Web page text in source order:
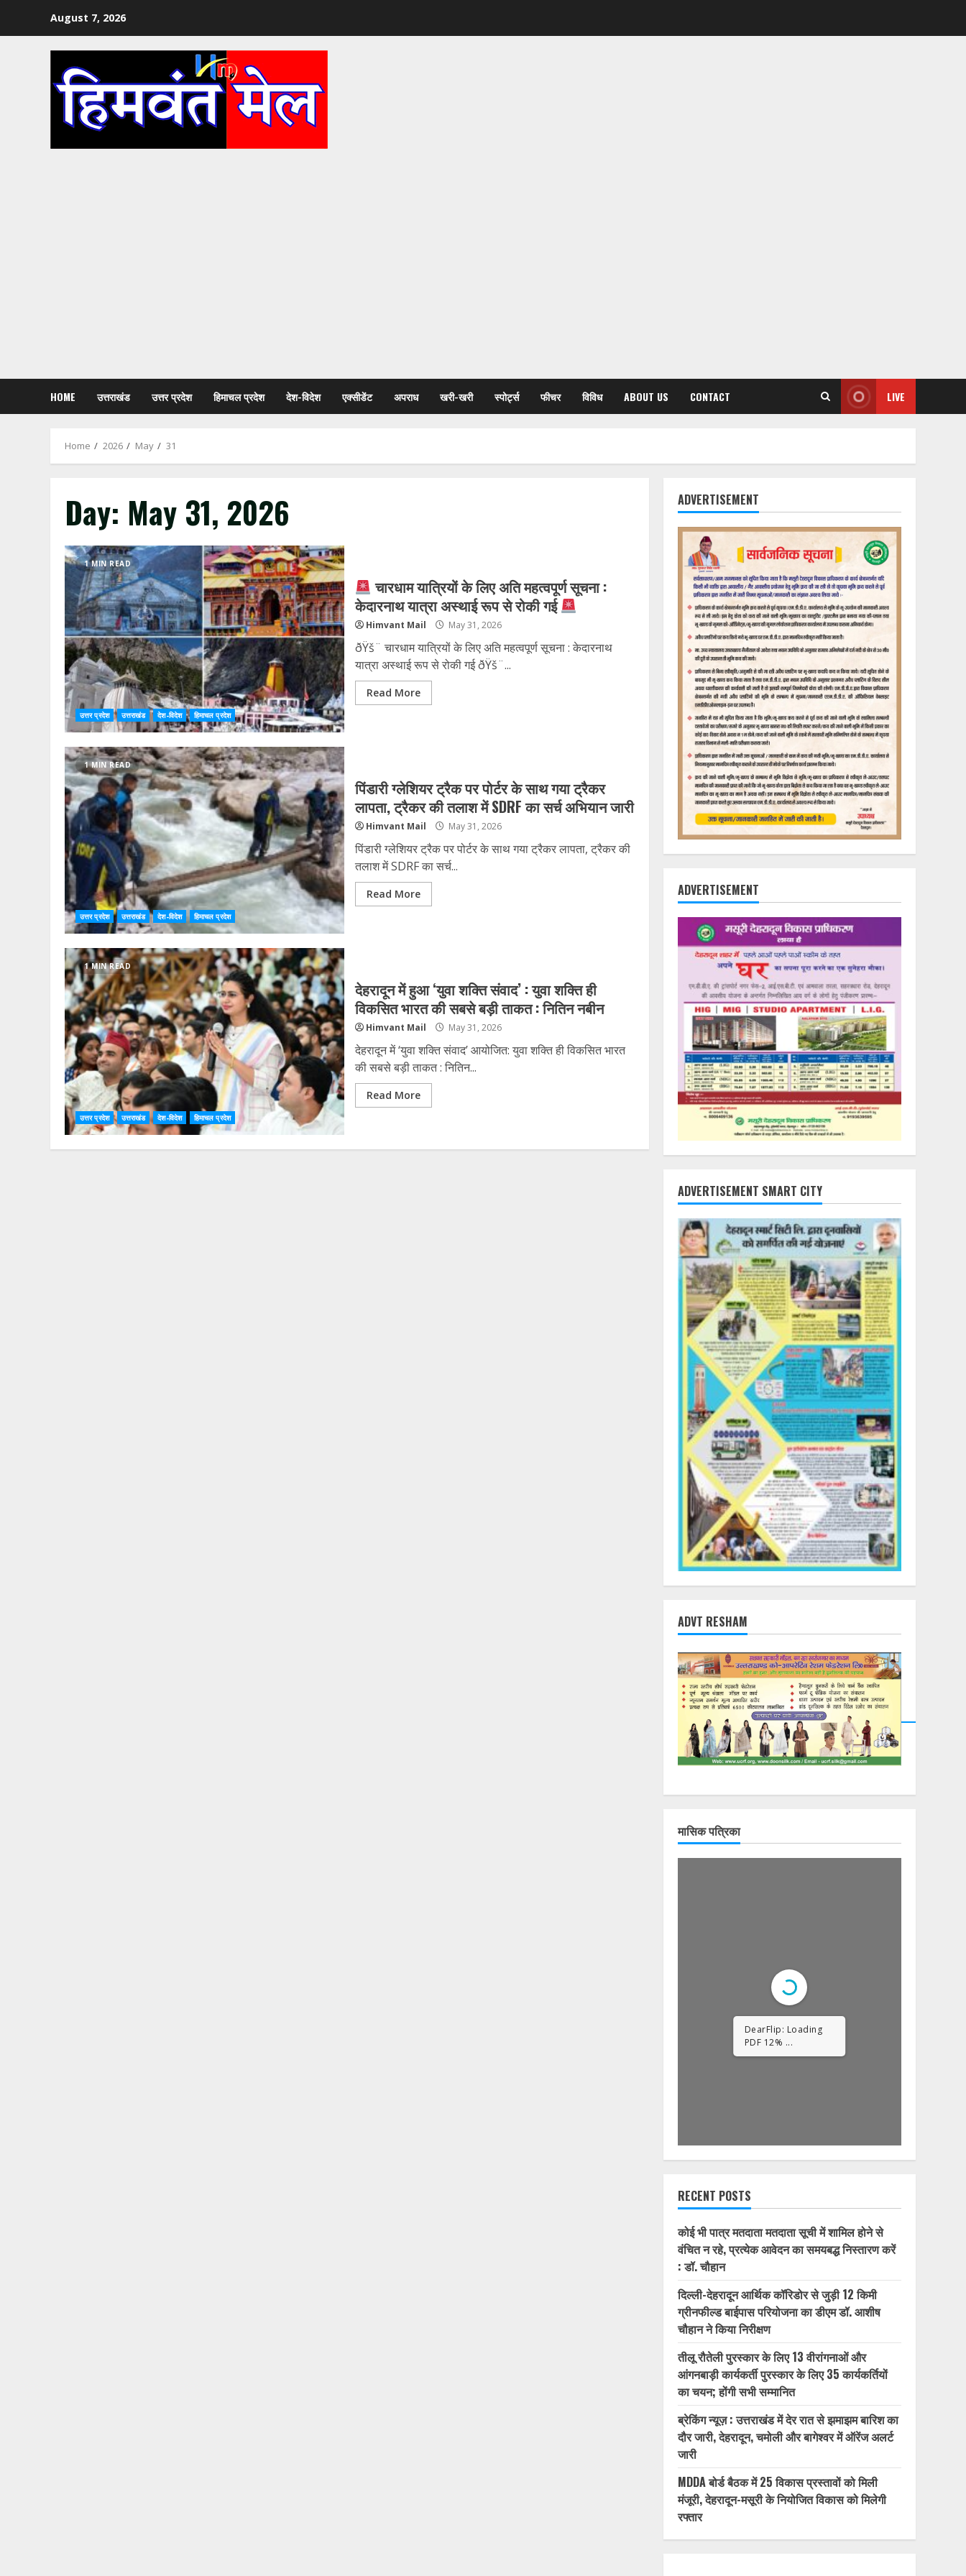
August 7, 2026
HOME उत्तराखंड उत्तर प्रदेश हिमाचल प्रदेश देश-विदेश एक्सीडेंट अपराध खरी-खरी स्पोर्ट्स फीचर विविध ABOUT US CONTACT LIVE
Home 2026 May 31
Day: May 31, 2026
1 MIN READ
उत्तर प्रदेश उत्तराखंड देश-विदेश हिमाचल प्रदेश
चारधाम यात्रियों के लिए अति महत्वपूर्ण सूचना :
केदारनाथ यात्रा अस्थाई रूप से रोकी गई
Himvant Mail May 31, 2026
ðŸš¨ चारधाम यात्रियों के लिए अति महत्वपूर्ण सूचना : केदारनाथ
यात्रा अस्थाई रूप से रोकी गई ðŸš¨...
Read More
1 MIN READ
उत्तर प्रदेश उत्तराखंड देश-विदेश हिमाचल प्रदेश
पिंडारी ग्लेशियर ट्रैक पर पोर्टर के साथ गया ट्रैकर
लापता, ट्रैकर की तलाश में SDRF का सर्च अभियान जारी
Himvant Mail May 31, 2026
पिंडारी ग्लेशियर ट्रैक पर पोर्टर के साथ गया ट्रैकर लापता, ट्रैकर की
तलाश में SDRF का सर्च...
Read More
1 MIN READ
उत्तर प्रदेश उत्तराखंड देश-विदेश हिमाचल प्रदेश
देहरादून में हुआ ‘युवा शक्ति संवाद’ : युवा शक्ति ही
विकसित भारत की सबसे बड़ी ताकत : नितिन नबीन
Himvant Mail May 31, 2026
देहरादून में ‘युवा शक्ति संवाद’ आयोजित: युवा शक्ति ही विकसित भारत
की सबसे बड़ी ताकत : नितिन...
Read More
ADVERTISEMENT
ADVERTISEMENT
ADVERTISEMENT SMART CITY
ADVT RESHAM
मासिक पत्रिका
DearFlip: Loading
PDF 23% ...
RECENT POSTS
कोई भी पात्र मतदाता मतदाता सूची में शामिल होने से
वंचित न रहे, प्रत्येक आवेदन का समयबद्ध निस्तारण करें
: डॉ. चौहान
दिल्ली-देहरादून आर्थिक कॉरिडोर से जुड़ी 12 किमी
ग्रीनफील्ड बाईपास परियोजना का डीएम डॉ. आशीष
चौहान ने किया निरीक्षण
तीलू रौतेली पुरस्कार के लिए 13 वीरांगनाओं और
आंगनबाड़ी कार्यकर्ती पुरस्कार के लिए 35 कार्यकर्तियों
का चयन; होंगी सभी सम्मानित
ब्रेकिंग न्यूज़ : उत्तराखंड में देर रात से झमाझम बारिश का
दौर जारी, देहरादून, चमोली और बागेश्वर में ऑरेंज अलर्ट
जारी
MDDA बोर्ड बैठक में 25 विकास प्रस्तावों को मिली
मंजूरी, देहरादून-मसूरी के नियोजित विकास को मिलेगी
रफ्तार